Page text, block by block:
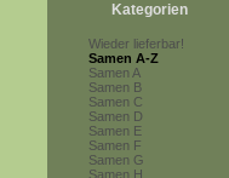
Kategorien
Wieder lieferbar!
Samen A-Z
Samen A
Samen B
Samen C
Samen D
Samen E
Samen F
Samen G
Samen H